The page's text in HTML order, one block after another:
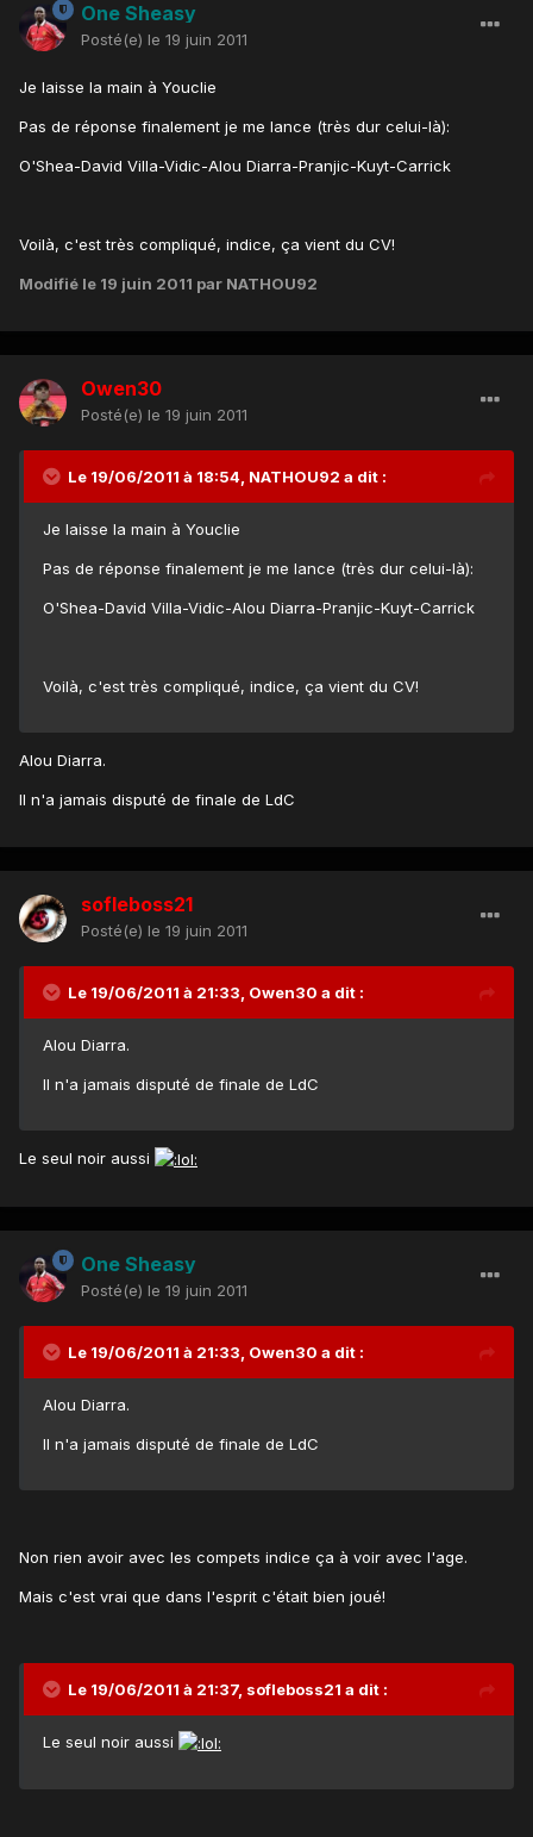
One Sheasy
Posté(e) le 19 juin 2011
Je laisse la main à Youclie
Pas de réponse finalement je me lance (très dur celui-là):
O'Shea-David Villa-Vidic-Alou Diarra-Pranjic-Kuyt-Carrick
Voilà, c'est très compliqué, indice, ça vient du CV!
Modifié le 19 juin 2011 par NATHOU92
Owen30
Posté(e) le 19 juin 2011
Le 19/06/2011 à 18:54, NATHOU92 a dit :
Je laisse la main à Youclie
Pas de réponse finalement je me lance (très dur celui-là):
O'Shea-David Villa-Vidic-Alou Diarra-Pranjic-Kuyt-Carrick
Voilà, c'est très compliqué, indice, ça vient du CV!
Alou Diarra.
Il n'a jamais disputé de finale de LdC
sofleboss21
Posté(e) le 19 juin 2011
Le 19/06/2011 à 21:33, Owen30 a dit :
Alou Diarra.
Il n'a jamais disputé de finale de LdC
Le seul noir aussi
One Sheasy
Posté(e) le 19 juin 2011
Le 19/06/2011 à 21:33, Owen30 a dit :
Alou Diarra.
Il n'a jamais disputé de finale de LdC
Non rien avoir avec les compets indice ça à voir avec l'age.
Mais c'est vrai que dans l'esprit c'était bien joué!
Le 19/06/2011 à 21:37, sofleboss21 a dit :
Le seul noir aussi